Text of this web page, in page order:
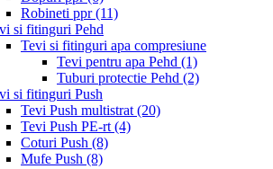
Robineti ppr(11)
si fitinguri Pehd
Tevi si fitinguri apa compresiune
Tevi pentru apa Pehd (1)
Tuburi protectie Pehd (2)
si fitinguri Push
Tevi Push multistrat (20)
Tevi Push PE-rt (4)
Coturi Push (8)
Mufe Push (8)